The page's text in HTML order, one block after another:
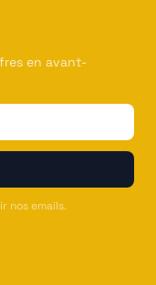
en avant-
nos emails.